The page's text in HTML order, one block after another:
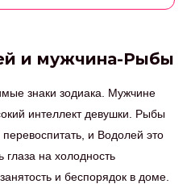
и мужчина-Рыбы
знаки зодиака. Мужчине
интеллект девушки. Рыбы
и Водолей это
глаза на холодность
и беспорядок в доме.